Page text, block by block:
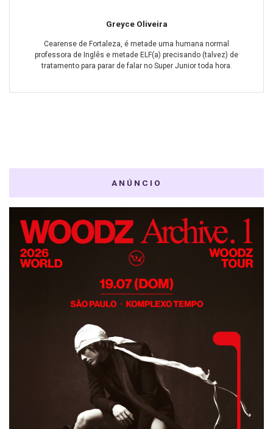
Greyce Oliveira
Cearense de Fortaleza, é metade uma humana normal
professora de Inglês e metade ELF(a) precisando (talvez) de
tratamento para parar de falar no Super Junior toda hora.
ANÚNCIO